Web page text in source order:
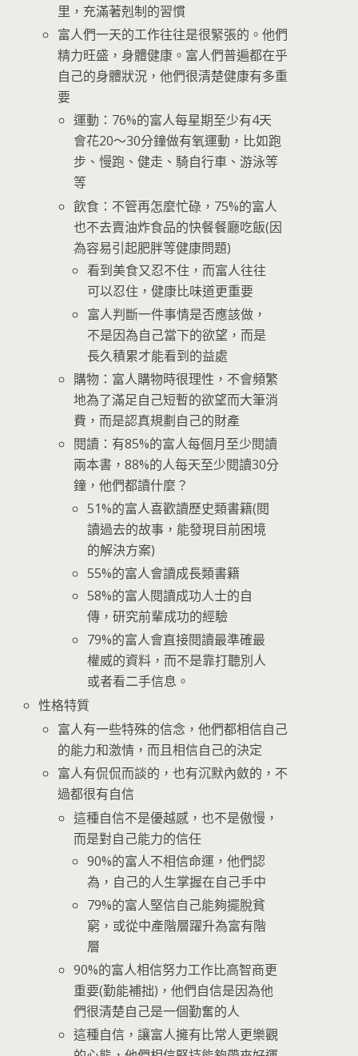
里，充滿著剋制的習慣
富人們一天的工作往往是很緊張的。他們
精力旺盛，身體健康。富人們普遍都在乎
自己的身體狀況，他們很清楚健康有多重
要
運動：76%的富人每星期至少有4天
會花20～30分鐘做有氧運動，比如跑
步、慢跑、健走、騎自行車、游泳等
等
飲食：不管再怎麼忙碌，75%的富人
也不去賣油炸食品的快餐餐廳吃飯(因
為容易引起肥胖等健康問題)
看到美食又忍不住，而富人往往
可以忍住，健康比味道更重要
富人判斷一件事情是否應該做，
不是因為自己當下的欲望，而是
長久積累才能看到的益處
購物：富人購物時很理性，不會頻繁
地為了滿足自己短暫的欲望而大筆消
費，而是認真規劃自己的財產
閱讀：有85%的富人每個月至少閱讀
兩本書，88%的人每天至少閱讀30分
鐘，他們都讀什麼？
51%的富人喜歡讀歷史類書籍(閱
讀過去的故事，能發現目前困境
的解決方案)
55%的富人會讀成長類書籍
58%的富人閱讀成功人士的自
傳，研究前輩成功的經驗
79%的富人會直接閱讀最準確最
權威的資料，而不是靠打聽別人
或者看二手信息。
性格特質
富人有一些特殊的信念，他們都相信自己
的能力和激情，而且相信自己的決定
富人有侃侃而談的，也有沉默內斂的，不
過都很有自信
這種自信不是優越感，也不是傲慢，
而是對自己能力的信任
90%的富人不相信命運，他們認
為，自己的人生掌握在自己手中
79%的富人堅信自己能夠擺脫貧
窮，或從中產階層躍升為富有階
層
90%的富人相信努力工作比高智商更
重要(勤能補拙)，他們自信是因為他
們很清楚自己是一個勤奮的人
這種自信，讓富人擁有比常人更樂觀